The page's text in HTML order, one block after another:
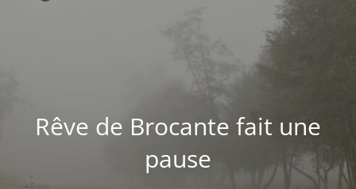
Rêve de Brocante fait une
pause